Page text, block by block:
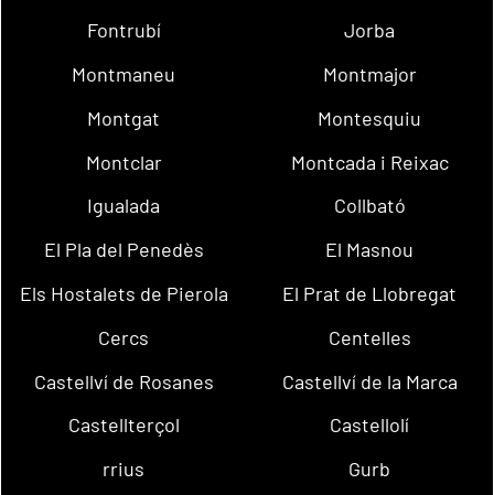
Fontrubí
Jorba
Montmaneu
Montmajor
Montgat
Montesquiu
Montclar
Montcada i Reixac
Igualada
Collbató
El Pla del Penedès
El Masnou
Els Hostalets de Pierola
El Prat de Llobregat
Cercs
Centelles
Castellví de Rosanes
Castellví de la Marca
Castellterçol
Castellolí
rrius
Gurb